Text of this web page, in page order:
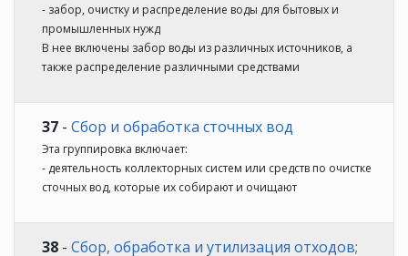
- забор, очистку и распределение воды для бытовых и
промышленных нужд
В нее включены забор воды из различных источников, а
также распределение различными средствами
37 - Сбор и обработка сточных вод
Эта группировка включает:
- деятельность коллекторных систем или средств по очистке
сточных вод, которые их собирают и очищают
38 - Сбор, обработка и утилизация отходов;